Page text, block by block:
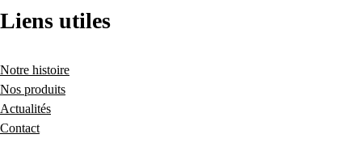
Liens utiles
Notre histoire
Nos produits
Actualités
Contact